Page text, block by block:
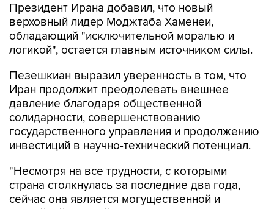
Президент Ирана добавил, что новый
верховный лидер Моджтаба Хаменеи,
обладающий "исключительной моралью и
логикой", остается главным источником силы.
Пезешкиан выразил уверенность в том, что
Иран продолжит преодолевать внешнее
давление благодаря общественной
солидарности, совершенствованию
государственного управления и продолжению
инвестиций в научно-технический потенциал.
"Несмотря на все трудности, с которыми
страна столкнулась за последние два года,
сейчас она является могущественной и